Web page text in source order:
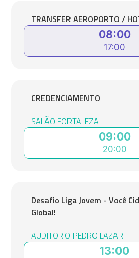
08:00
17:00
TRANSFER AEROPORTO /
09:00
20:00
CREDENCIAMENTO
SALÃO FORTALEZA
13:00
Desafio Liga Jovem - Você
Global!
AUDITORIO PEDRO LAZAR